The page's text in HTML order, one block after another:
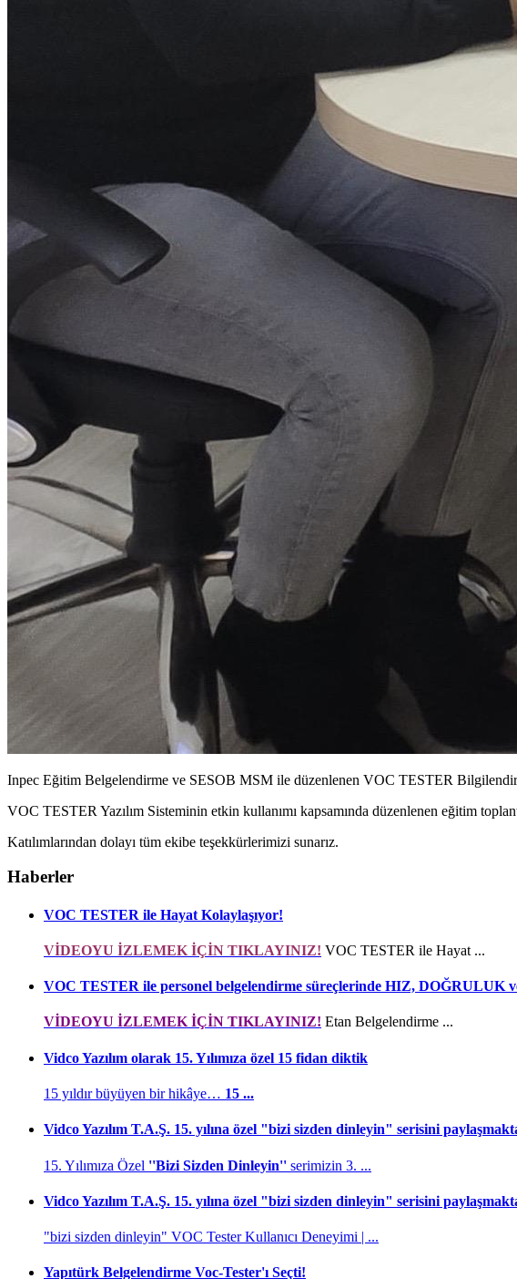
Inpec Eğitim Belgelendirme ve SESOB MSM ile düzenlenen VOC TESTER
VOC TESTER Yazılım Sisteminin etkin kullanımı kapsamında düzenlenen eğitim
Katılımlarından dolayı tüm ekibe teşekkürlerimizi sunarız.
Haberler
VOC TESTER ile Hayat Kolaylaşıyor!
VİDEOYU İZLEMEK İÇİN TIKLAYINIZ! VOC TESTER ile Hayat ...
VOC TESTER ile personel belgelendirme süreçlerinde HIZ,
VİDEOYU İZLEMEK İÇİN TIKLAYINIZ! Etan Belgelendirme ...
Vidco Yazılım olarak 15. Yılımıza özel 15 fidan diktik
15 yıldır büyüyen bir hikâye… 15 ...
Vidco Yazılım T.A.Ş. 15. yılına özel "bizi sizden dinleyin" serisini
15. Yılımıza Özel ''Bizi Sizden Dinleyin'' serimizin 3. ...
Vidco Yazılım T.A.Ş. 15. yılına özel "bizi sizden dinleyin" serisini
"bizi sizden dinleyin" VOC Tester Kullanıcı Deneyimi | ...
Yapıtürk Belgelendirme Voc-Tester'ı Seçti!